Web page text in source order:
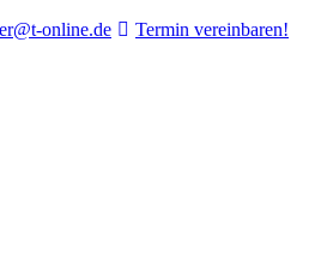
online.de
Termin vereinbaren!